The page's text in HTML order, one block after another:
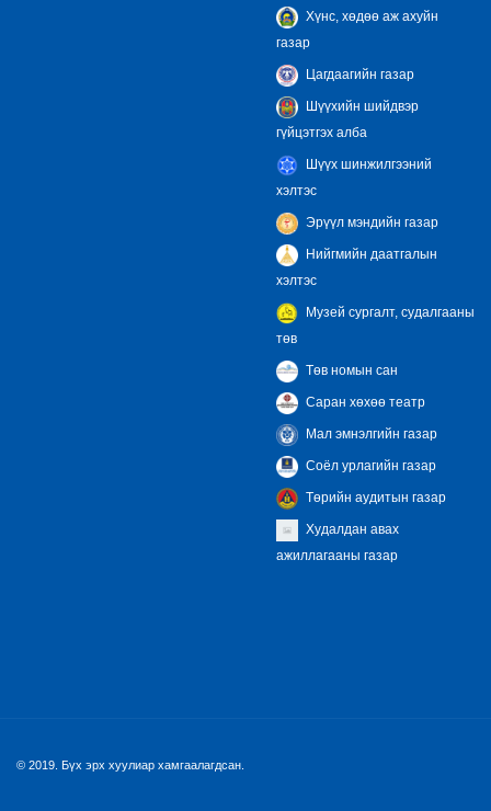
Хүнс, хөдөө аж ахуйн
газар
Цагдаагийн газар
Шүүхийн шийдвэр
гүйцэтгэх алба
Шүүх шинжилгээний
хэлтэс
Эрүүл мэндийн газар
Нийгмийн даатгалын
хэлтэс
Музей сургалт, судалгааны
төв
Төв номын сан
Саран хөхөө театр
Мал эмнэлгийн газар
Соёл урлагийн газар
Төрийн аудитын газар
Худалдан авах
ажиллагааны газар
© 2019. Бүх эрх хуулиар хамгаалагдсан.